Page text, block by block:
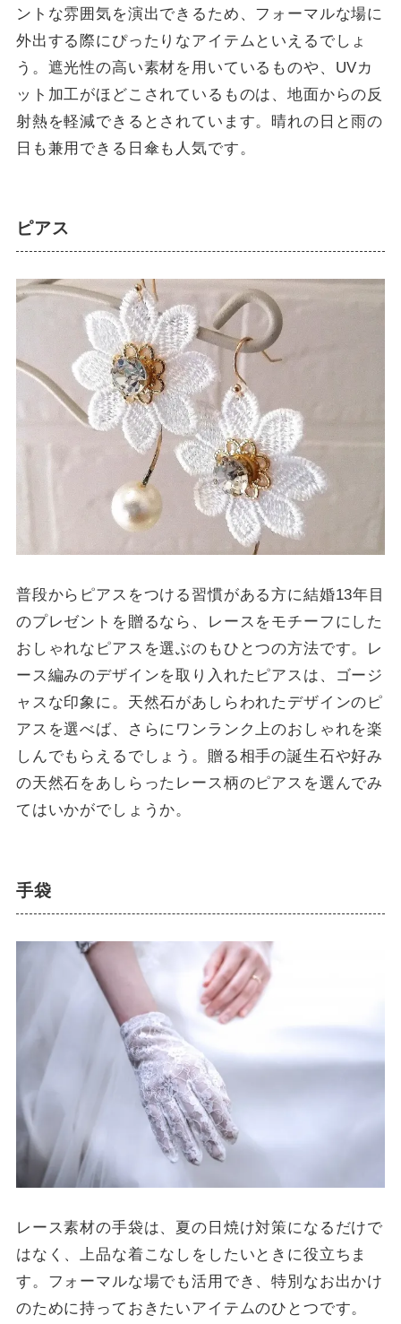
ントな雰囲気を演出できるため、フォーマルな場に
外出する際にぴったりなアイテムといえるでしょ
う。遮光性の高い素材を用いているものや、UVカ
ット加工がほどこされているものは、地面からの反
射熱を軽減できるとされています。晴れの日と雨の
日も兼用できる日傘も人気です。
ピアス
普段からピアスをつける習慣がある方に結婚13年目
のプレゼントを贈るなら、レースをモチーフにした
おしゃれなピアスを選ぶのもひとつの方法です。レ
ース編みのデザインを取り入れたピアスは、ゴージ
ャスな印象に。天然石があしらわれたデザインのピ
アスを選べば、さらにワンランク上のおしゃれを楽
しんでもらえるでしょう。贈る相手の誕生石や好み
の天然石をあしらったレース柄のピアスを選んでみ
てはいかがでしょうか。
手袋
レース素材の手袋は、夏の日焼け対策になるだけで
はなく、上品な着こなしをしたいときに役立ちま
す。フォーマルな場でも活用でき、特別なお出かけ
のために持っておきたいアイテムのひとつです。